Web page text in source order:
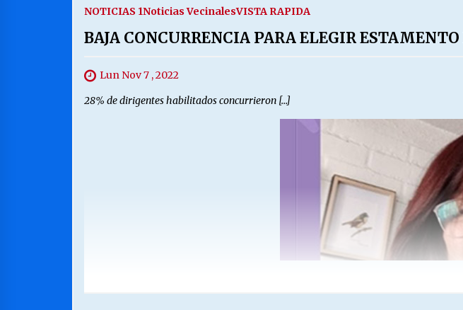
NOTICIAS 1Noticias VecinalesVISTA RAPIDA
BAJA CONCURRENCIA PARA ELEGIR
Lun Nov 7 , 2022
28% de dirigentes habilitados concurrieron […]